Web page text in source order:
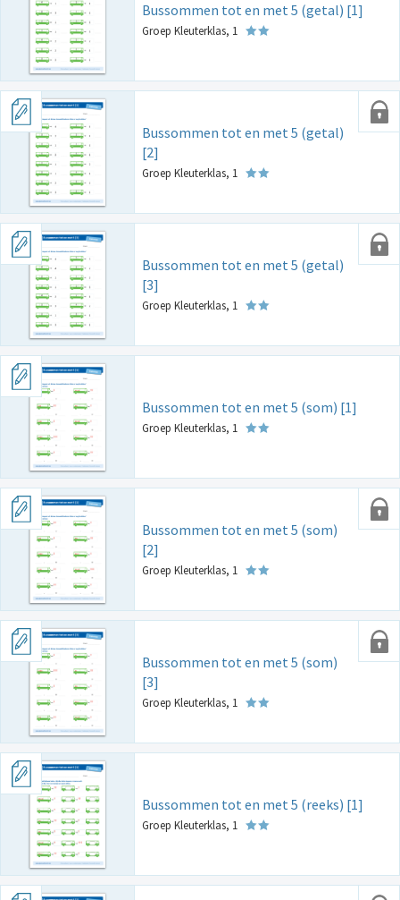
Bussommen tot en met 5 (getal) [1]
Groep Kleuterklas, 1
Bussommen tot en met 5 (getal)
[2]
Groep Kleuterklas, 1
Bussommen tot en met 5 (getal)
[3]
Groep Kleuterklas, 1
Bussommen tot en met 5 (som) [1]
Groep Kleuterklas, 1
Bussommen tot en met 5 (som)
[2]
Groep Kleuterklas, 1
Bussommen tot en met 5 (som)
[3]
Groep Kleuterklas, 1
Bussommen tot en met 5 (reeks) [1]
Groep Kleuterklas, 1